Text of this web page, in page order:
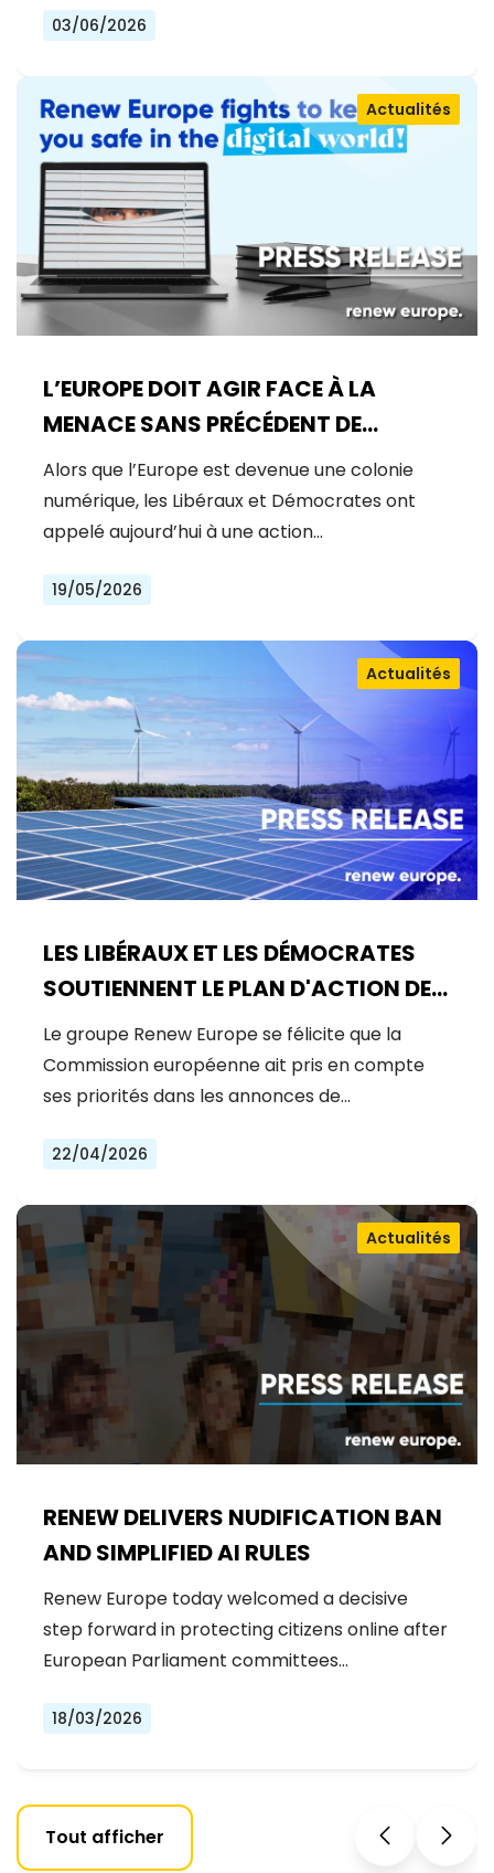
03/06/2026
L’EUROPE DOIT AGIR FACE À LA
MENACE SANS PRÉCÉDENT DE
MYTHOS
Actualités
Alors que l’Europe est devenue une colonie
numérique, les Libéraux et Démocrates ont
appelé aujourd’hui à une action…
19/05/2026
LES LIBÉRAUX ET LES DÉMOCRATES
SOUTIENNENT LE PLAN D'ACTION DE
LA COMMISSION EUROPÉENNE POUR
L'ÉNERGIE, MAIS LA MOBILISATION DE
CAPITAUX PRIVÉS POUR LA
L'EUROPE EST URGENTE
Actualités
Le groupe Renew Europe se félicite que la
Commission européenne ait pris en compte
ses priorités dans les annonces de…
22/04/2026
RENEW DELIVERS NUDIFICATION BAN
AND SIMPLIFIED AI RULES
Actualités
Renew Europe today welcomed a decisive
step forward in protecting citizens online after
European Parliament committees…
18/03/2026
Tout afficher